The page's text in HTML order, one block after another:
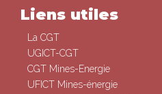
Liens utiles
La CGT
UGICT-CGT
CGT Mines-Energie
UFICT Mines-énergie